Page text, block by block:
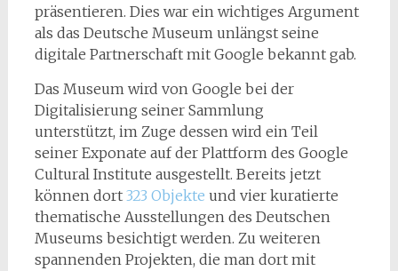
präsentieren. Dies war ein wichtiges Argument
als das Deutsche Museum unlängst seine
digitale Partnerschaft mit Google bekannt gab.
Das Museum wird von Google bei der
Digitalisierung seiner Sammlung
unterstützt, im Zuge dessen wird ein Teil
seiner Exponate auf der Plattform des Google
Cultural Institute ausgestellt. Bereits jetzt
können dort 323 Objekte und vier kuratierte
thematische Ausstellungen des Deutschen
Museums besichtigt werden. Zu weiteren
spannenden Projekten, die man dort mit